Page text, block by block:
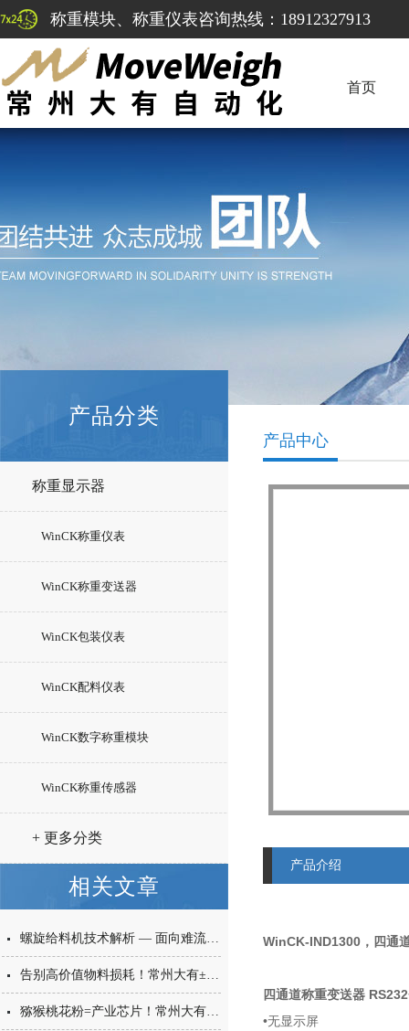
称重模块、称重仪表咨询热线：18912327913
首页
产品分类
称重显示器
WinCK称重仪表
WinCK称重变送器
WinCK包装仪表
WinCK配料仪表
WinCK数字称重模块
WinCK称重传感器
+ 更多分类
相关文章
螺旋给料机技术解析 — 面向难流动性粉体的微量高精度称重给料解决方案
告别高价值物料损耗！常州大有±0.001g西林瓶分装，让每一毫克都物尽其用
猕猴桃花粉=产业芯片！常州大有花粉分装机，守住每一克“植物黄金”的价值
产品中心
产品介绍
WinCK-IND1300，四通
四通道称重变送器
•无显示屏